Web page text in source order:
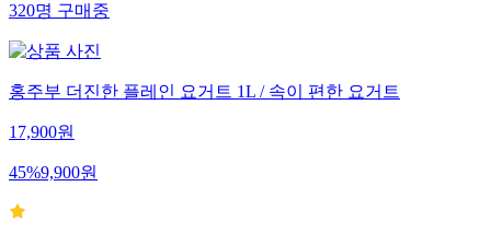
320명 구매중
홍주부 더진한 플레인 요거트 1L / 속이 편한 요거트
17,900원
45%9,900원